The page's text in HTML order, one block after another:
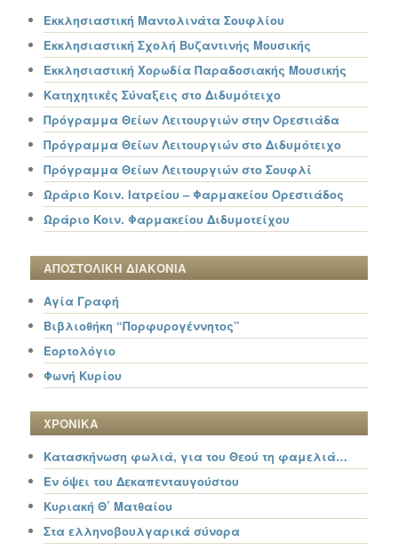
Εκκλησιαστική Μαντολινάτα Σουφλίου
Εκκλησιαστική Σχολή Βυζαντινής Μουσικής
Εκκλησιαστική Χορωδία Παραδοσιακής Μουσικής
Κατηχητικές Σύναξεις στο Διδυμότειχο
Πρόγραμμα Θείων Λειτουργιών στην Ορεστιάδα
Πρόγραμμα Θείων Λειτουργιών στο Διδυμότειχο
Πρόγραμμα Θείων Λειτουργιών στο Σουφλί
Ωράριο Κοιν. Ιατρείου – Φαρμακείου Ορεστιάδος
Ωράριο Κοιν. Φαρμακείου Διδυμοτείχου
ΑΠΟΣΤΟΛΙΚΗ ΔΙΑΚΟΝΙΑ
Αγία Γραφή
Βιβλιοθήκη “Πορφυρογέννητος”
Εορτολόγιο
Φωνή Κυρίου
ΧΡΟΝΙΚΑ
Κατασκήνωση φωλιά, για του Θεού τη φαμελιά…
Εν όψει του Δεκαπενταυγούστου
Κυριακή Θ΄ Ματθαίου
Στα ελληνοβουλγαρικά σύνορα